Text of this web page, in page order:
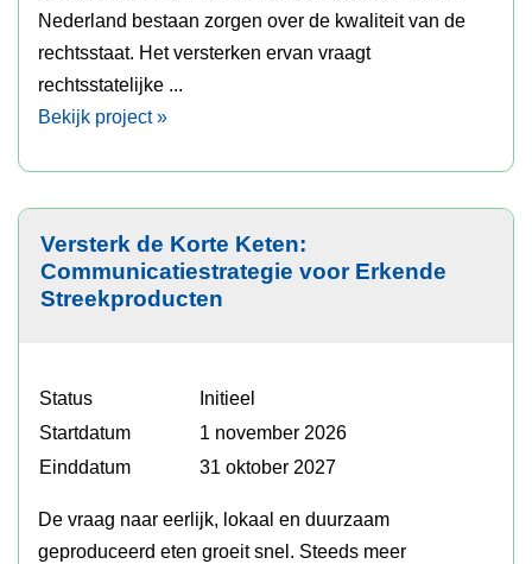
Nederland bestaan zorgen over de kwaliteit van de
rechtsstaat. Het versterken ervan vraagt
rechtsstatelijke ...
Bekijk project »
Versterk de Korte Keten:
Communicatiestrategie voor Erkende
Streekproducten
Status
Initieel
Startdatum
1 november 2026
Einddatum
31 oktober 2027
De vraag naar eerlijk, lokaal en duurzaam
geproduceerd eten groeit snel. Steeds meer